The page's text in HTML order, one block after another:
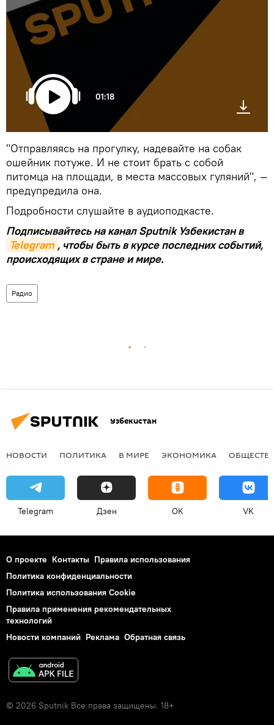
01:18
"Отправляясь на прогулку, надевайте на собак
ошейник потуже. И не стоит брать с собой
питомца на площади, в места массовых гуляний", —
предупредила она.
Подробности слушайте в аудиоподкасте.
Подписывайтесь на канал Sputnik Узбекистан в
Telegram , чтобы быть в курсе последних событий,
происходящих в стране и мире.
Радио
Узбекистан
НОВОСТИ ПОЛИТИКА В МИРЕ ЭКОНОМИКА
Telegram Дзен OK VK
О проекте Контакты Правила использования
Политика конфиденциальности
Политика использования Cookie
Правила применения рекомендательных
технологий
Новости компаний Реклама Обратная связь
© 2026 Sputnik Все права защищены. 18+